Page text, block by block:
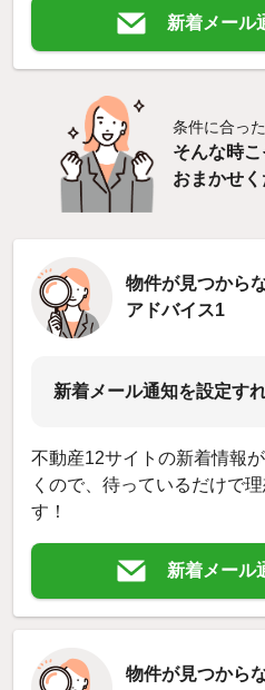
新着メール
条件に合っ
そんな時
おまかせく
物件が見つから
アドバイス1
新着メール通知を設定す
不動産12サイトの新着情報
くので、待っているだけで
す！
新着メール
物件が見つから